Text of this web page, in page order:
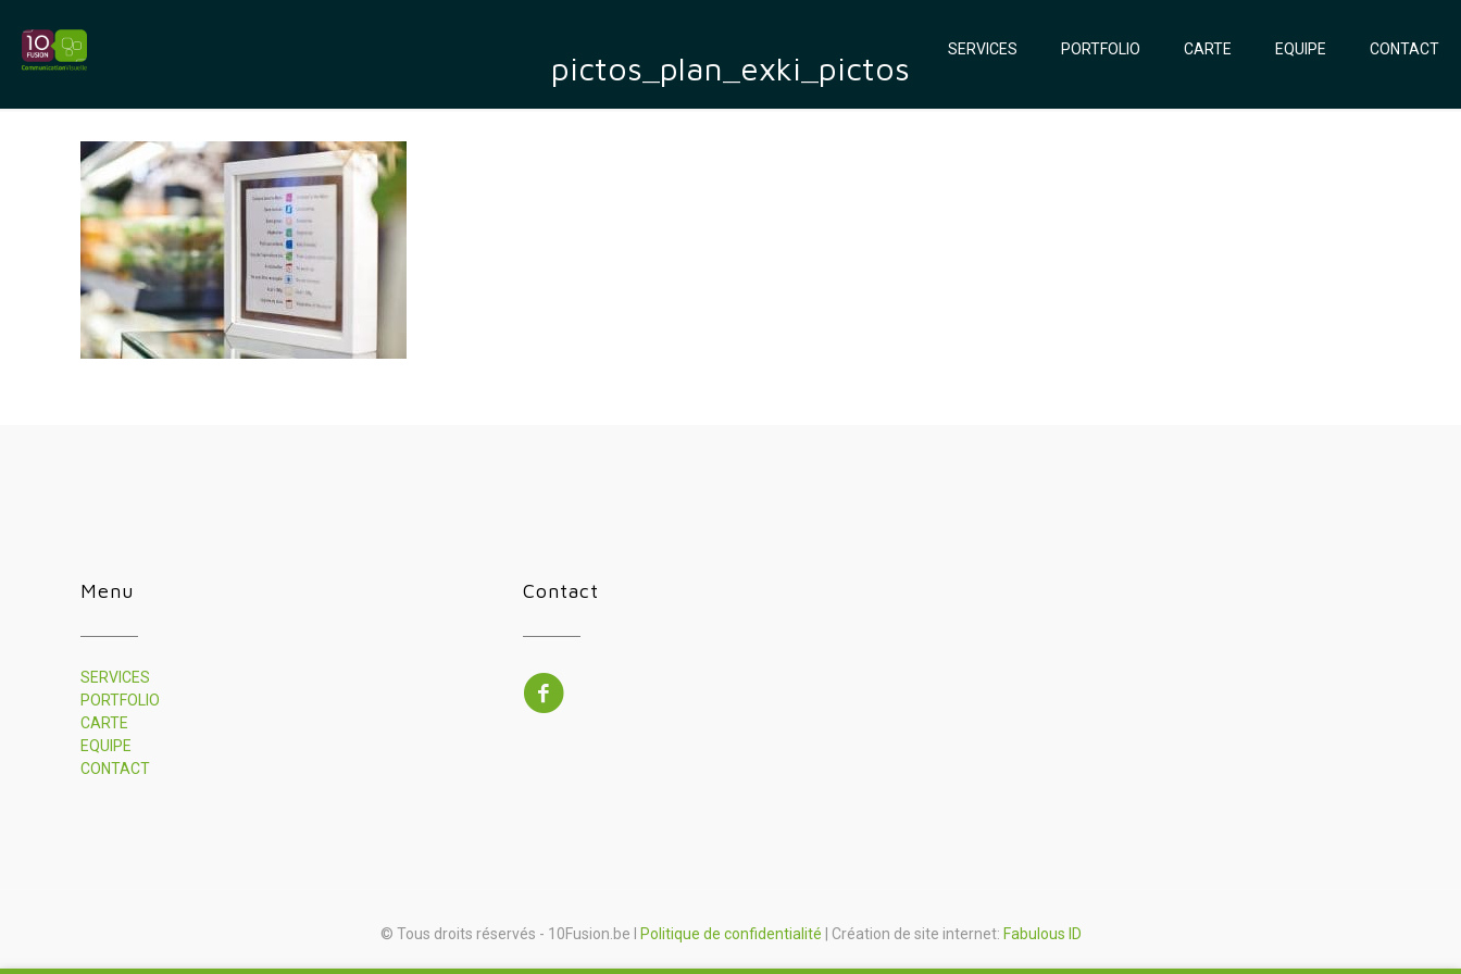
SERVICES PORTFOLIO CARTE EQUIPE CONTACT
pictos_plan_exki_pictos
Menu
SERVICES
PORTFOLIO
CARTE
EQUIPE
CONTACT
Contact
© Tous droits réservés - 10Fusion.be I Politique de confidentialité | Création de site internet: Fabulous ID